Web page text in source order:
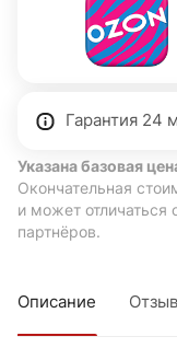
Гарантия 24
Указана базовая
Окончательная
и может отличаться
партнёров.
Описание